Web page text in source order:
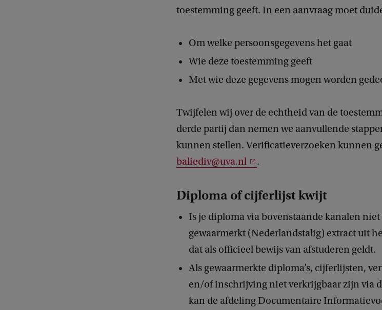
toestemming geeft. In een aanvraag moet
Om welke persoonsgegevens het gaat
Wie deze toestemming geeft
Met wie deze gegevens mogen worden
Twijfelen wij over de echtheid van de
derde partij dan nemen we aanvullende
kunnen stellen. Verificatieverzoeken kunnen
baliediv@uva.nl
.
Diploma of cijferlijst kwijt
Is je diploma via bovenstaande kanalen
gewaarmerkt (Nederlandstalig) extract uit
dat als officieel bewijs van afstuderen geldt.
Als gewaarmerkte diploma’s, cijferlijsten,
en/of inschrijving niet verkrijgbaar zijn via
kan de afdeling Documentaire